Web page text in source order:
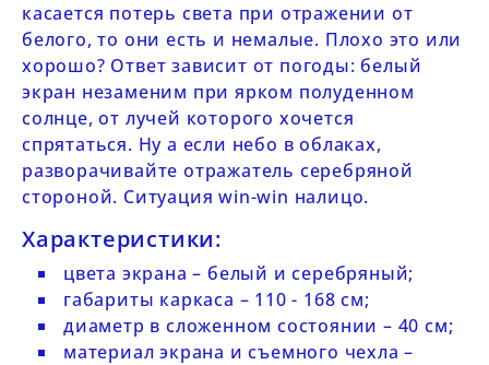
касается потерь света при отражении от
белого, то они есть и немалые. Плохо это или
хорошо? Ответ зависит от погоды: белый
экран незаменим при ярком полуденном
солнце, от лучей которого хочется
спрятаться. Ну а если небо в облаках,
разворачивайте отражатель серебряной
стороной. Ситуация win-win налицо.
Характеристики:
цвета экрана – белый и серебряный;
габариты каркаса – 110 - 168 см;
диаметр в сложенном состоянии – 40 см;
материал экрана и съемного чехла –